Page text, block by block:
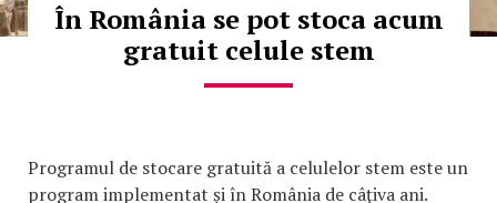
În România se pot stoca acum
gratuit celule stem
Programul de stocare gratuită a celulelor stem este un
program implementat și în România de câţiva ani.